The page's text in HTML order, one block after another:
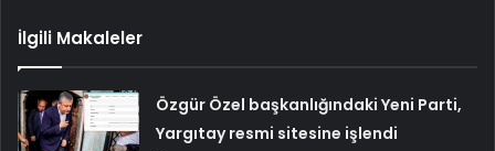
İlgili Makaleler
Özgür Özel başkanlığındaki Yeni Parti,
Yargıtay resmi sitesine işlendi